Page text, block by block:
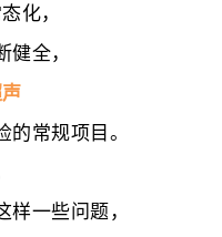
化，
健全，
常规项目。
一些问题，